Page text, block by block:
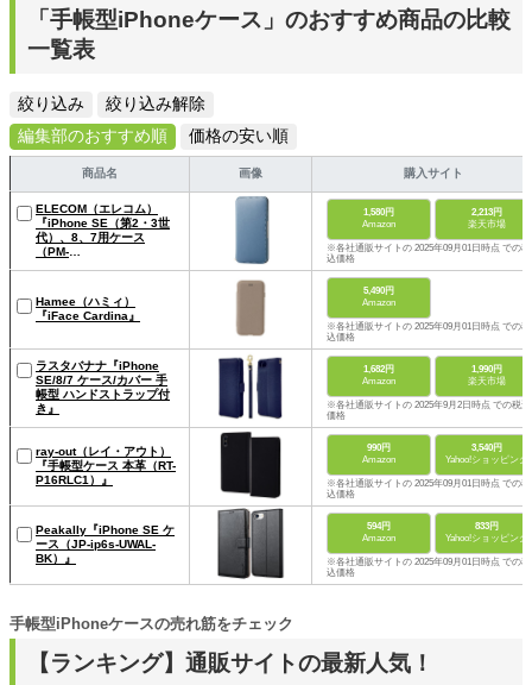
「手帳型iPhoneケース」のおすすめ商品の比較
一覧表
絞り込み
絞り込み解除
編集部のおすすめ順
価格の安い順
商品名 画像 購入サイト
ELECOM（エレコム）
『iPhone SE（第2・3世
代）、8、7用ケース
（PM-
1,580円
Amazon
2,213円
楽天市場
※各社通販サイトの 2025年09月01日時点 での税
込価格
Hamee（ハミィ）
『iFace Cardina』
5,490円
Amazon
※各社通販サイトの 2025年09月01日時点 での税
込価格
ラスタバナナ『iPhone
SE/8/7 ケース/カバー 手
帳型 ハンドストラップ付
き』
1,682円
Amazon
1,990円
楽天市場
※各社通販サイトの 2025年9月2日時点 での税込
価格
ray-out（レイ・アウト）
『手帳型ケース 本革（RT-
P16RLC1）』
990円
Amazon
3,540円
Yahoo!ショッピング
※各社通販サイトの 2025年09月01日時点 での税
込価格
Peakally『iPhone SE ケ
ース（JP-ip6s-UWAL-
BK）』
594円
Amazon
833円
Yahoo!ショッピング
※各社通販サイトの 2025年09月01日時点 での税
込価格
【ランキング】通販サイトの最新人気！
手帳型iPhoneケースの売れ筋をチェック